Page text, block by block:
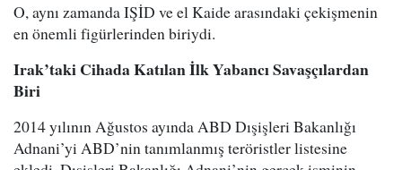
O, aynı zamanda IŞİD ve el Kaide arasındaki çekişmenin
en önemli figürlerinden biriydi.
Irak’taki Cihada Katılan İlk Yabancı Savaşçılardan
Biri
2014 yılının Ağustos ayında ABD Dışişleri Bakanlığı
Adnani’yi ABD’nin tanımlanmış teröristler listesine